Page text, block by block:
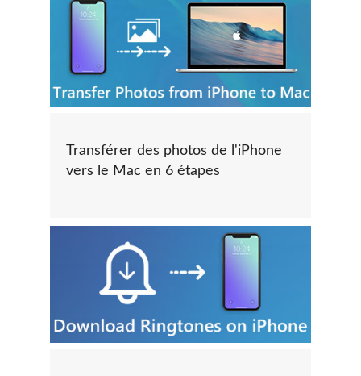
Transférer des photos de l'iPhone
vers le Mac en 6 étapes